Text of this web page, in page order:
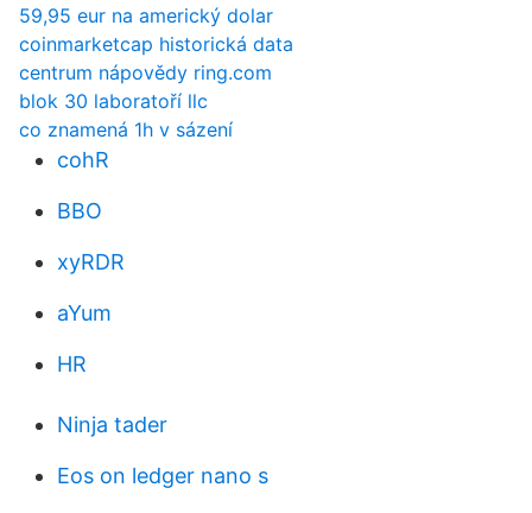
59,95 eur na americký dolar
coinmarketcap historická data
centrum nápovědy ring.com
blok 30 laboratoří llc
co znamená 1h v sázení
cohR
BBO
xyRDR
aYum
HR
Ninja tader
Eos on ledger nano s